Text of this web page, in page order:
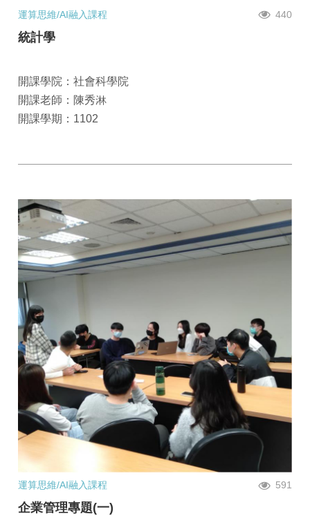
運算思維/AI融入課程 440
統計學
開課學院：社會科學院
開課老師：陳秀淋
開課學期：1102
運算思維/AI融入課程 591
企業管理專題(一)